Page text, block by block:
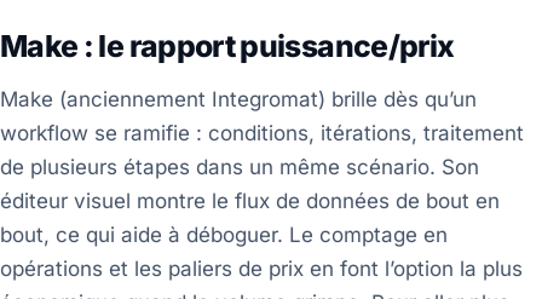
Make : le rapport puissance/prix
Make (anciennement Integromat) brille dès qu’un
workflow se ramifie : conditions, itérations, traitement
de plusieurs étapes dans un même scénario. Son
éditeur visuel montre le flux de données de bout en
bout, ce qui aide à déboguer. Le comptage en
opérations et les paliers de prix en font l’option la plus